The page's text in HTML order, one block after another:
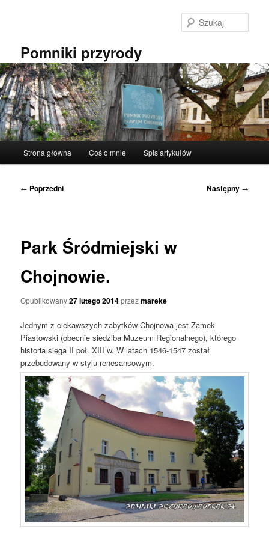
Pomniki przyrody
Strona główna Coś o mnie Spis artykułów
Nawigacja
← Poprzedni Następny →
Park Śródmiejski w
Chojnowie.
Opublikowany27 lutego 2014przezmareke
Jednym z ciekawszych zabytków Chojnowa jest Zamek
Piastowski (obecnie siedziba Muzeum Regionalnego), którego
historia sięga II poł. XIII w. W latach 1546-1547 został
przebudowany w stylu renesansowym.